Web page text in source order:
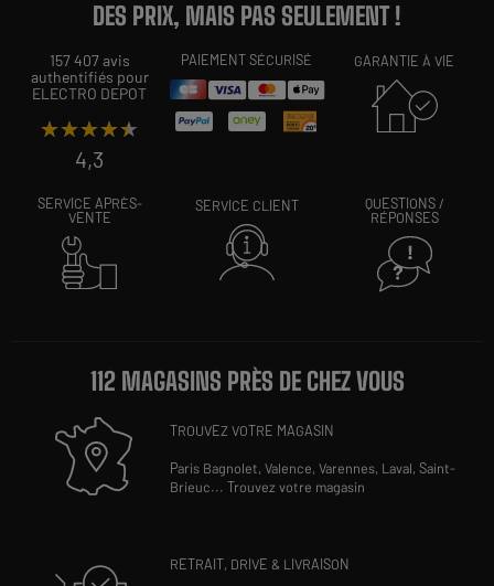
DES PRIX, MAIS PAS SEULEMENT !
157 407 avis
authentifiés pour
ELECTRO DEPOT
★★★★★
★★★★★
4,3
PAIEMENT SÉCURISÉ GARANTIE À VIE
SERVICE APRÈS-
VENTE
SERVICE CLIENT
QUESTIONS /
RÉPONSES
112 MAGASINS PRÈS DE CHEZ VOUS
TROUVEZ VOTRE MAGASIN
Paris Bagnolet,Valence,Varennes, Laval,Saint-
Brieuc...Trouvez votre magasin
RETRAIT, DRIVE & LIVRAISON